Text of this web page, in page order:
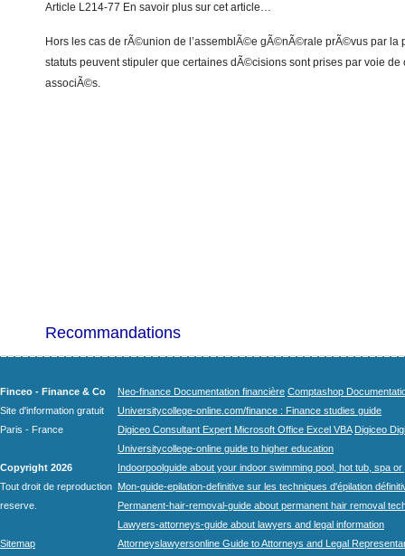
Article L214-77 En savoir plus sur cet article…
Hors les cas de rÃ©union de l’assemblÃ©e gÃ©nÃ©rale prÃ©vus par la
statuts peuvent stipuler que certaines dÃ©cisions sont prises par voie
associÃ©s.
Recommandations
Finceo - Finance & Co
Site d'information gratuit
Paris - France
Copyright 2026
Tout droit de reproduction
reserve.
Sitemap
Neo-finance Documentation financière Comptashop
Universitycollege-online.com/finance : Finance studies guide
Digiceo Consultant Expert Microsoft Office Excel VBA Digiceo
Universitycollege-online guide to higher education
Indoorpoolguide about your indoor swimming pool, hot tub, spa
Mon-guide-epilation-definitive sur les techniques d'épilation
Permanent-hair-removal-guide about permanent hair removal
Lawyers-attorneys-guide about lawyers and legal information
Attorneyslawyersonline Guide to Attorneys and Legal